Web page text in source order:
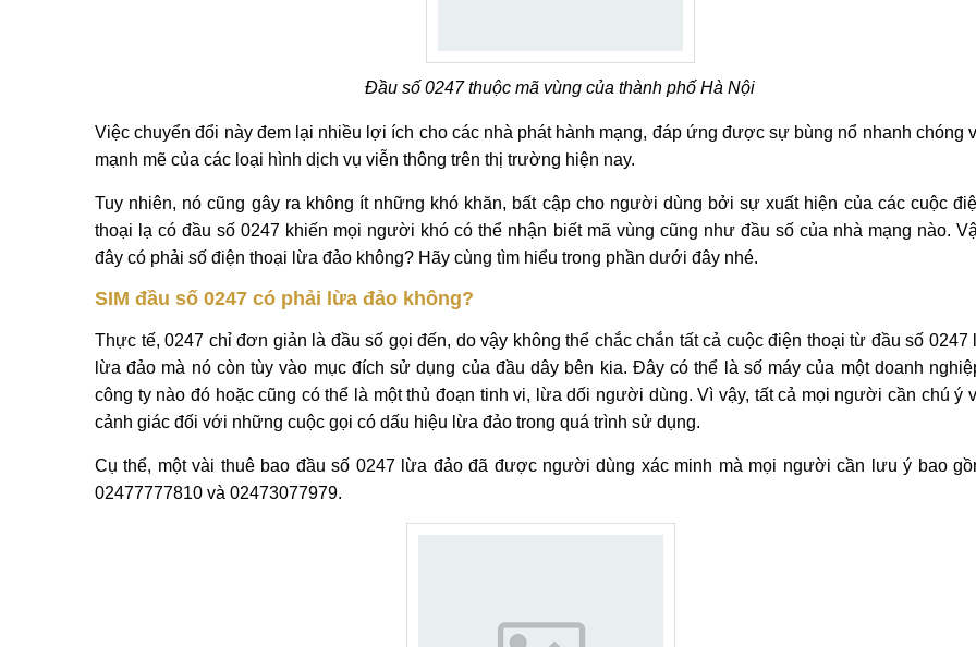
Đầu số 0247 thuộc mã vùng của thành phố Hà Nội
Việc chuyển đổi này đem lại nhiều lợi ích cho các nhà phát hành mạng, đáp ứng được sự bùng nổ nhanh chóng
mạnh mẽ của các loại hình dịch vụ viễn thông trên thị trường hiện nay.
Tuy nhiên, nó cũng gây ra không ít những khó khăn, bất cập cho người dùng bởi sự xuất hiện của các cuộc
thoại lạ có đầu số 0247 khiến mọi người khó có thể nhận biết mã vùng cũng như đầu số của nhà mạng nào.
đây có phải số điện thoại lừa đảo không? Hãy cùng tìm hiểu trong phần dưới đây nhé.
SIM đầu số 0247 có phải lừa đảo không?
Thực tế, 0247 chỉ đơn giản là đầu số gọi đến, do vậy không thể chắc chắn tất cả cuộc điện thoại từ đầu số 0247
lừa đảo mà nó còn tùy vào mục đích sử dụng của đầu dây bên kia. Đây có thể là số máy của một doanh
công ty nào đó hoặc cũng có thể là một thủ đoạn tinh vi, lừa dối người dùng. Vì vậy, tất cả mọi người cần chú ý
cảnh giác đối với những cuộc gọi có dấu hiệu lừa đảo trong quá trình sử dụng.
Cụ thể, một vài thuê bao đầu số 0247 lừa đảo đã được người dùng xác minh mà mọi người cần lưu ý bao
02477777810 và 02473077979.